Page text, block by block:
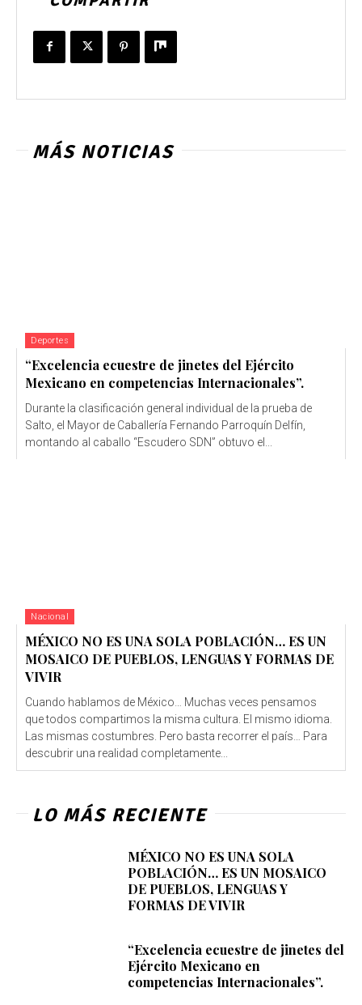
MÁS NOTICIAS
Deportes
“Excelencia ecuestre de jinetes del Ejército
Mexicano en competencias Internacionales”.
Durante la clasificación general individual de la prueba de
Salto, el Mayor de Caballería Fernando Parroquín Delfín,
montando al caballo “Escudero SDN” obtuvo el...
Nacional
MÉXICO NO ES UNA SOLA POBLACIÓN… ES UN
MOSAICO DE PUEBLOS, LENGUAS Y FORMAS DE
VIVIR
Cuando hablamos de México… Muchas veces pensamos
que todos compartimos la misma cultura. El mismo idioma.
Las mismas costumbres. Pero basta recorrer el país… Para
descubrir una realidad completamente...
LO MÁS RECIENTE
MÉXICO NO ES UNA SOLA
POBLACIÓN… ES UN MOSAICO
DE PUEBLOS, LENGUAS Y
FORMAS DE VIVIR
“Excelencia ecuestre de jinetes del
Ejército Mexicano en
competencias Internacionales”.